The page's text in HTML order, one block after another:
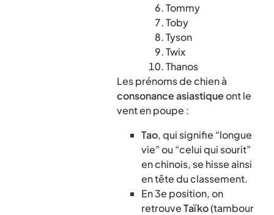
Tommy
Toby
Tyson
Twix
Thanos
Les prénoms de chien à
consonance asiastiqueont le
vent en poupe :
Tao, qui signifie “longue
vie” ou “celui qui sourit”
en chinois, se hisse ainsi
en tête du classement.
En 3e position, on
retrouveTaïko(tambour